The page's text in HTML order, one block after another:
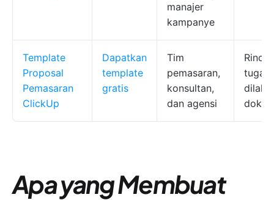
manajer
kampanye
Template
Proposal
Pemasaran
ClickUp
Dapatkan
template
gratis
Tim
pemasaran,
konsultan,
dan agensi
tugas
Apa yang Membuat